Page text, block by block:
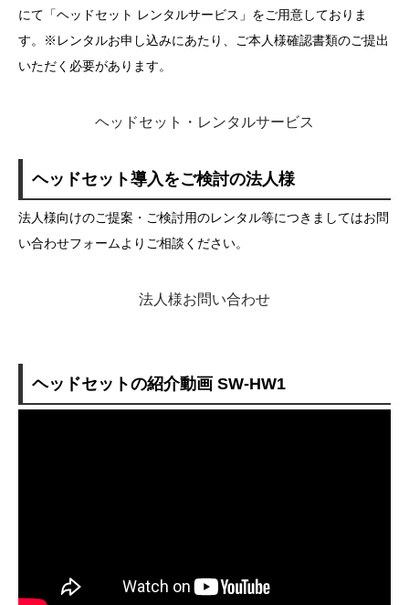
にて「ヘッドセット レンタルサービス」をご用意しておりま
す。※レンタルお申し込みにあたり、ご本人様確認書類のご提出
いただく必要があります。
ヘッドセット・レンタルサービス
ヘッドセット導入をご検討の法人様
法人様向けのご提案・ご検討用のレンタル等につきましてはお問
い合わせフォームよりご相談ください。
法人様お問い合わせ
ヘッドセットの紹介動画 SW-HW1